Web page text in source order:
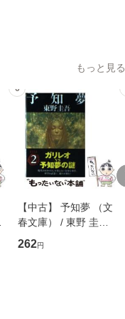
もっと見る
6
【中古】 予知夢 （文
春文庫） / 東野 圭吾 /
文藝春秋 [文庫]【メー
ル便送料無料】
262円